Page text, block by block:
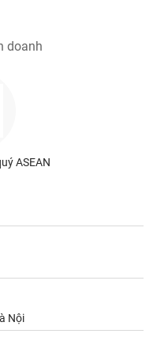
doanh
ASEAN
Nội